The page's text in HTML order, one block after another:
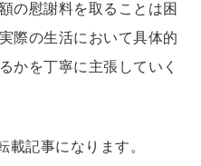
の慰謝料を取ることは困
際の生活において具体的
かを丁寧に主張していく
載記事になります。